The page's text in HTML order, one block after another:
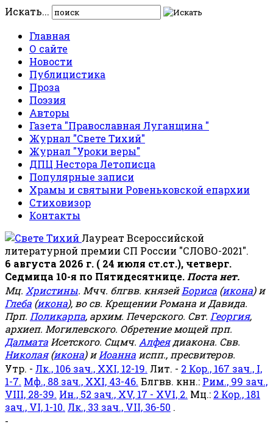
Искать...
Главная
О сайте
Новости
Публицистика
Проза
Поэзия
Авторы
Газета "Православная Луганщина "
Журнал "Свете Тихий"
Журнал "Уроки веры"
ДПЦ Нестора Летописца
Популярные записи
Храмы и святыни Ровеньковской епархии
Стиховизор
Контакты
Лауреат Всероссийской
литературной премии СП России "СЛОВО-2021".
6 августа 2026 г. ( 24 июля ст.ст.), четверг.
Седмица 10-я по Пятидесятнице. Поста нет.
Мц. Христины. Мчч. блгвв. князейБориса (икона) и
Глеба (икона), во св. Крещении Романа и Давида.
Прп. Поликарпа, архим. Печерского. Свт. Георгия,
архиеп. Могилевского. Обретение мощей прп.
Далмата Исетского. Сщмч. Алфеядиакона. Свв.
Николая(икона) иИоанна испп., пресвитеров.
Утр. - Лк., 106 зач., XXI, 12-19. Лит. - 2 Кор., 167 зач., I,
1-7. Мф., 88 зач., XXI, 43-46. Блгвв. кнн.: Рим., 99 зач.,
VIII, 28-39. Ин., 52 зач., XV, 17 - XVI, 2. Мц.: 2 Кор., 181
зач., VI, 1-10. Лк., 33 зач., VII, 36-50 .
-